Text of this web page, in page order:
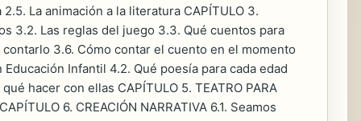
La animación a la literatura CAPÍTULO 3.
3.2. Las reglas del juego 3.3. Qué cuentos para
3.6. Cómo contar el cuento en el momento
Educación Infantil 4.2. Qué poesía para cada edad
hacer con ellas CAPÍTULO 5. TEATRO PARA
6. CREACIÓN NARRATIVA 6.1. Seamos